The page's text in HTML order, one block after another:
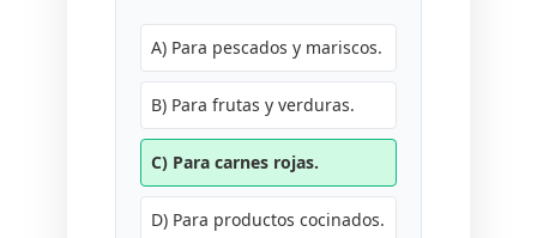
A) Para pescados y mariscos.
B) Para frutas y verduras.
C) Para carnes rojas.
D) Para productos cocinados.